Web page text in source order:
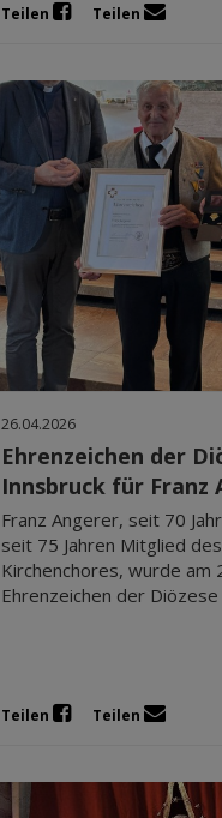
Teilen Teilen
26.04.2026
Ehrenzeichen der
Innsbruck für Franz
Franz Angerer, seit 70
seit 75 Jahren Mitglied
Kirchenchores, wurde am
Ehrenzeichen der
Teilen Teilen